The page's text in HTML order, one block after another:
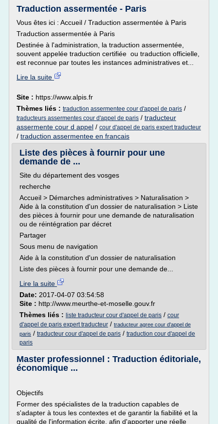
Traduction assermentée - Paris
Vous êtes ici : Accueil / Traduction assermentée à Paris
Traduction assermentée à Paris
Destinée à l'administration, la traduction assermentée,
souvent appelée traduction certifiée ou traduction officielle,
est reconnue par toutes les instances administratives et...
Lire la suite
Site : https://www.alpis.fr
Thèmes liés : traduction assermentee cour d'appel de paris /
traducteurs assermentes cour d'appel de paris / traducteur
assermente cour d appel / cour d'appel de paris expert traducteur
/ traduction assermentee en francais
Liste des pièces à fournir pour une
demande de ...
Site du département des vosges
recherche
Accueil > Démarches administratives > Naturalisation >
Aide à la constitution d'un dossier de naturalisation > Liste
des pièces à fournir pour une demande de naturalisation
ou de réintégration par décret
Partager
Sous menu de navigation
Aide à la constitution d'un dossier de naturalisation
Liste des pièces à fournir pour une demande de...
Lire la suite
Date: 2017-04-07 03:54:58
Site : http://www.meurthe-et-moselle.gouv.fr
Thèmes liés : liste traducteur cour d'appel de paris / cour
d'appel de paris expert traducteur / traducteur agree cour d'appel de
paris / traducteur cour d'appel de paris / traduction cour d'appel de
paris
Master professionnel : Traduction éditoriale,
économique ...
Objectifs
Former des spécialistes de la traduction capables de
s'adapter à tous les contextes et de garantir la fiabilité et la
qualité de l'information écrite, afin d'apporter une réelle